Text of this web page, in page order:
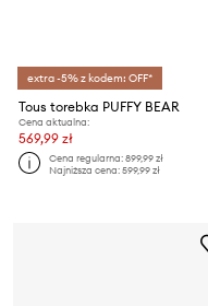
extra -5% z kodem: OFF*
Tous torebka PUFFY BEAR
Cena aktualna:
569,99 zł
Cena regularna:899,99 zł
Najniższa cena:599,99 zł